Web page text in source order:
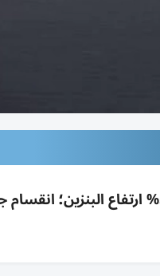
استطلاع رويترز/إبسوس: 35% فقط يدعمون حرب إيران؛ 50% يتوقعون فوضى و58%